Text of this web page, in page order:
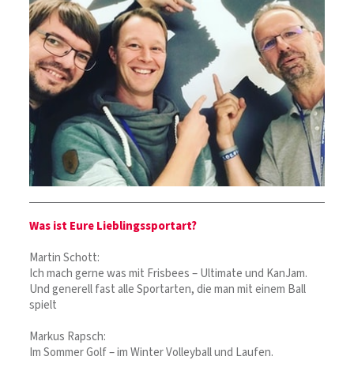
Was ist Eure Lieblingssportart?
Martin Schott:
Ich mach gerne was mit Frisbees – Ultimate und KanJam.
Und generell fast alle Sportarten, die man mit einem Ball
spielt
Markus Rapsch:
Im Sommer Golf – im Winter Volleyball und Laufen.